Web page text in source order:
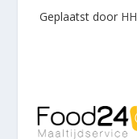
Geplaatst door HH